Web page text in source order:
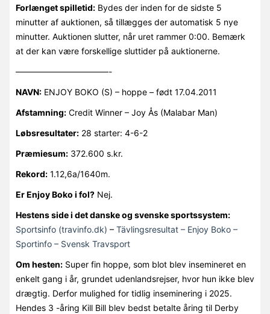
Forlænget spilletid:Bydes der inden for de sidste 5
minutter af auktionen, så tillægges der automatisk 5 nye
minutter. Auktionen slutter, når uret rammer 0:00. Bemærk
at der kan være forskellige sluttider på auktionerne.
———————————-
NAVN:ENJOY BOKO (S) – hoppe – født 17.04.2011
Afstamning:Credit Winner – Joy Ås (Malabar Man)
Løbsresultater:28 starter: 4-6-2
Præmiesum:372.600 s.kr.
Rekord:1.12,6a/1640m.
Er Enjoy Boko i fol?Nej.
Hestens side i det danske og svenske sportssystem:
Sportsinfo (travinfo.dk) – Tävlingsresultat – Enjoy Boko –
Sportinfo – Svensk Travsport
Om hesten:Super fin hoppe, som blot blev insemineret en
enkelt gang i år, grundet udenlandsrejser, hvor hun ikke blev
drægtig. Derfor mulighed for tidlig inseminering i 2025.
Hendes 3 -åring Kill Bill blev bedst betalte åring til Derby